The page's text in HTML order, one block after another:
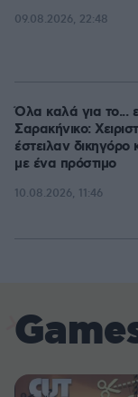
09.08.2026, 22:48
Όλα καλά για το...
Σαρακήνικο:
έστειλαν δικηγόρο
με ένα πρόστιμο
10.08.2026, 11:46